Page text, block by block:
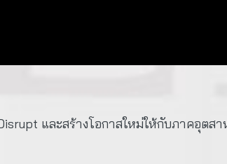
และสร้างโอกาสใหม่ให้กับภาคอุตสา